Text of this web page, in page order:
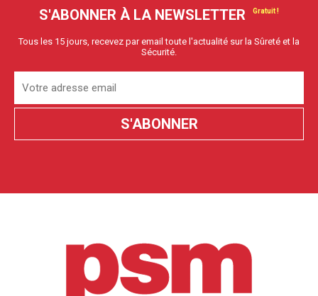
S'ABONNER À LA NEWSLETTER
Tous les 15 jours, recevez par email toute l'actualité sur la Sûreté et la
Sécurité.